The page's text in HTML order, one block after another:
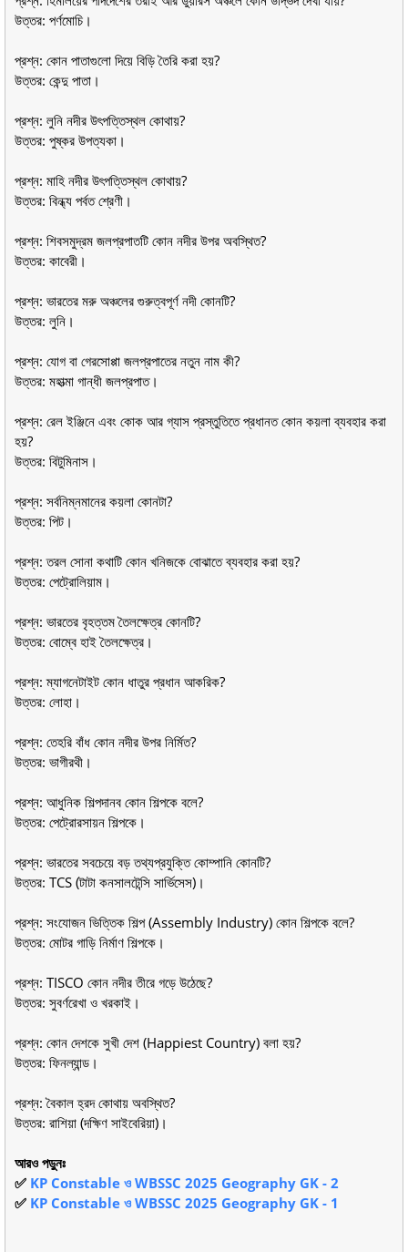
উত্তর: পর্ণমোচি।
প্রশ্ন: কোন পাতাগুলো দিয়ে বিড়ি তৈরি করা হয়?
উত্তর: কেন্দু পাতা।
প্রশ্ন: লুনি নদীর উৎপত্তিস্থল কোথায়?
উত্তর: পুষ্কর উপত্যকা।
প্রশ্ন: মাহি নদীর উৎপত্তিস্থল কোথায়?
উত্তর: বিন্ধ্য পর্বত শ্রেণী।
প্রশ্ন: শিবসমুদ্রম জলপ্রপাতটি কোন নদীর উপর অবস্থিত?
উত্তর: কাবেরী।
প্রশ্ন: ভারতের মরু অঞ্চলের গুরুত্বপূর্ণ নদী কোনটি?
উত্তর: লুনি।
প্রশ্ন: যোগ বা গেরসোপ্পা জলপ্রপাতের নতুন নাম কী?
উত্তর: মহাত্মা গান্ধী জলপ্রপাত।
প্রশ্ন: রেল ইঞ্জিনে এবং কোক আর গ্যাস প্রস্তুতিতে প্রধানত কোন কয়লা ব্যবহার করা
হয়?
উত্তর: বিটুমিনাস।
প্রশ্ন: সর্বনিম্নমানের কয়লা কোনটা?
উত্তর: পিট।
প্রশ্ন: তরল সোনা কথাটি কোন খনিজকে বোঝাতে ব্যবহার করা হয়?
উত্তর: পেট্রোলিয়াম।
প্রশ্ন: ভারতের বৃহত্তম তৈলক্ষেত্র কোনটি?
উত্তর: বোম্বে হাই তৈলক্ষেত্র।
প্রশ্ন: ম্যাগনেটাইট কোন ধাতুর প্রধান আকরিক?
উত্তর: লোহা।
প্রশ্ন: তেহরি বাঁধ কোন নদীর উপর নির্মিত?
উত্তর: ভাগীরথী।
প্রশ্ন: আধুনিক শিল্পদানব কোন শিল্পকে বলে?
উত্তর: পেট্রোরসায়ন শিল্পকে।
প্রশ্ন: ভারতের সবচেয়ে বড় তথ্যপ্রযুক্তি কোম্পানি কোনটি?
উত্তর: TCS (টাটা কনসালটেন্সি সার্ভিসেস)।
প্রশ্ন: সংযোজন ভিত্তিক শিল্প (Assembly Industry) কোন শিল্পকে বলে?
উত্তর: মোটর গাড়ি নির্মাণ শিল্পকে।
প্রশ্ন: TISCO কোন নদীর তীরে গড়ে উঠেছে?
উত্তর: সুবর্ণরেখা ও খরকাই।
প্রশ্ন: কোন দেশকে সুখী দেশ (Happiest Country) বলা হয়?
উত্তর: ফিনল্যান্ড।
প্রশ্ন: বৈকাল হ্রদ কোথায় অবস্থিত?
উত্তর: রাশিয়া (দক্ষিণ সাইবেরিয়া)।
আরও পড়ুনঃ
✅ KP Constable ও WBSSC 2025 Geography GK - 2
✅ KP Constable ও WBSSC 2025 Geography GK - 1